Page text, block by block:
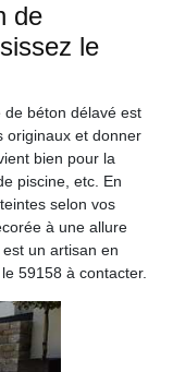
de
le
de béton délavé est
originaux et donner
bien pour la
piscine, etc. En
selon vos
à une allure
un artisan en
59158 à contacter.